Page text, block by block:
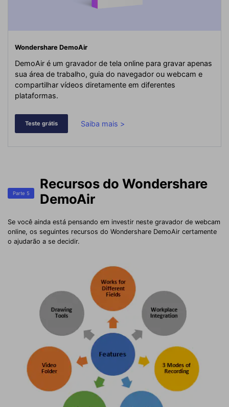
Wondershare DemoAir
DemoAir é um gravador de tela online para gravar apenas
sua área de trabalho, guia do navegador ou webcam e
compartilhar vídeos diretamente em diferentes
plataformas.
Teste grátis Saiba mais >
Parte 5
Recursos do Wondershare
DemoAir
Se você ainda está pensando em investir neste gravador de webcam
online, os seguintes recursos do Wondershare DemoAir certamente
o ajudarão a se decidir.